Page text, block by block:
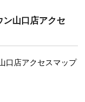
ン山口店アクセ